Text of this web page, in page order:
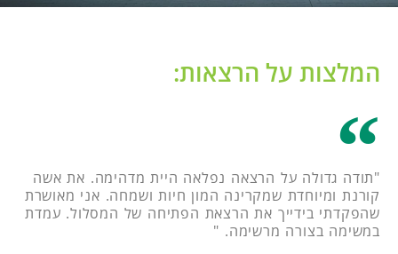
המלצות על הרצאות:
"תודה גדולה על הרצאה נפלאה היית מדהימה. את אשה
קורנת ומיוחדת שמקרינה המון חיות ושמחה. אני מאושרת
שהפקדתי בידייך את הרצאת הפתיחה של המסלול. עמדת
במשימה בצורה מרשימה. "